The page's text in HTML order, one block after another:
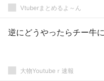
Vtuberまとめるよ～ん
逆にどうやったらチー牛
大物Youtubeｒ速報